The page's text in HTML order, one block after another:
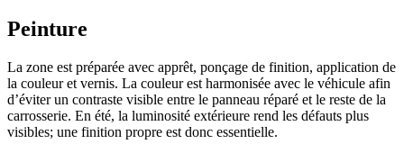
Peinture
La zone est préparée avec apprêt, ponçage de finition, application de
la couleur et vernis. La couleur est harmonisée avec le véhicule afin
d’éviter un contraste visible entre le panneau réparé et le reste de la
carrosserie. En été, la luminosité extérieure rend les défauts plus
visibles; une finition propre est donc essentielle.